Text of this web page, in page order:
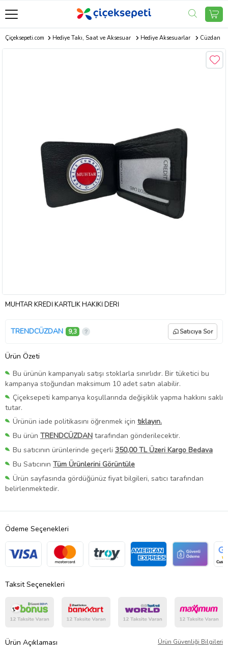
Çiçeksepeti.com Hediye Takı, Saat ve Aksesuar Hediye Aksesuarlar Cüzdan
MUHTAR KREDİ KARTLIK HAKİKİ DERİ
TRENDCÜZDAN 9,3 Satıcıya Sor
Ürün Özeti
Bu ürünün kampanyalı satışı stoklarla sınırlıdır. Bir tüketici bu
kampanya stoğundan maksimum 10 adet satın alabilir.
Çiçeksepeti kampanya koşullarında değişiklik yapma hakkını saklı
tutar.
Ürünün iade politikasını öğrenmek için tıklayın.
Bu ürün TRENDCÜZDAN tarafından gönderilecektir.
Bu satıcının ürünlerinde geçerli 350,00 TL Üzeri Kargo Bedava
Bu Satıcının Tüm Ürünlerini Görüntüle
Ürün sayfasında gördüğünüz fiyat bilgileri, satıcı tarafından
belirlenmektedir.
Ödeme Seçenekleri
Taksit Seçenekleri
Ürün Açıklaması Ürün Güvenliği Bilgileri